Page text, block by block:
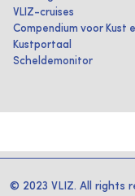
VLIZ-cruises
Compendium voor Kust
Kustportaal
Scheldemonitor
© 2023 VLIZ. All rights